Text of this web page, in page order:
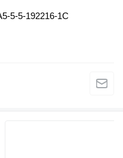
5-5-192216-1C